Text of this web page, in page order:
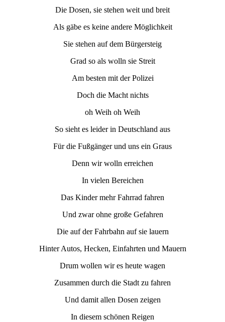
Die Dosen, sie stehen weit und breit
Als gäbe es keine andere Möglichkeit
Sie stehen auf dem Bürgersteig
Grad so als wolln sie Streit
Am besten mit der Polizei
Doch die Macht nichts
oh Weih oh Weih
So sieht es leider in Deutschland aus
Für die Fußgänger und uns ein Graus
Denn wir wolln erreichen
In vielen Bereichen
Das Kinder mehr Fahrrad fahren
Und zwar ohne große Gefahren
Die auf der Fahrbahn auf sie lauern
Hinter Autos, Hecken, Einfahrten und Mauern
Drum wollen wir es heute wagen
Zusammen durch die Stadt zu fahren
Und damit allen Dosen zeigen
In diesem schönen Reigen